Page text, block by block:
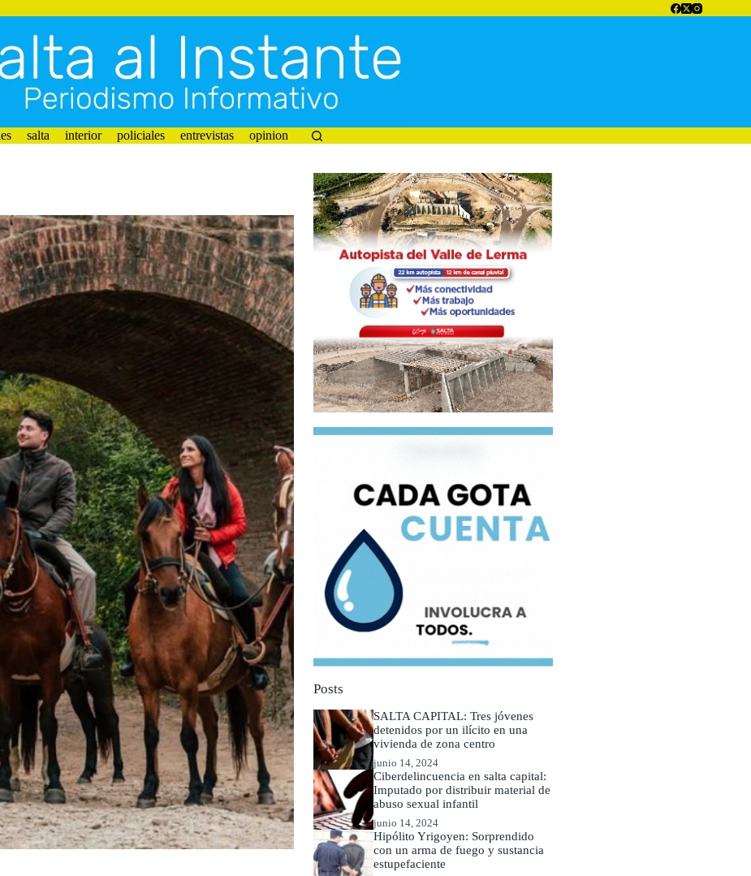
salta interior policiales entrevistas opinion
Posts
SALTA CAPITAL: Tres jóvenes
detenidos por un ilícito en una
vivienda de zona centro
junio 14, 2024
Ciberdelincuencia en salta capital:
Imputado por distribuir material de
abuso sexual infantil
junio 14, 2024
Hipólito Yrigoyen: Sorprendido
con un arma de fuego y sustancia
estupefaciente